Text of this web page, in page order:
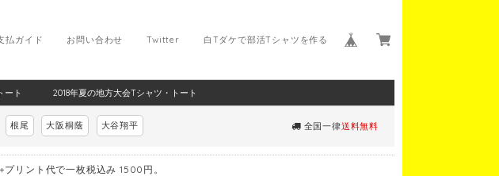
白Tダケで部活Tシャツを作る
Twitter
お問い合わせ
払ガイド
ート 2018年夏の地方大会Tシャツ・トート
根尾 大阪桐蔭 大谷翔平 全国一律送料無料
リント代で一枚税込み 1500円。